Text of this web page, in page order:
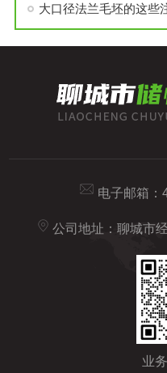
大口径法兰毛坯的这些
电子邮箱：
公司地址：聊城市
业